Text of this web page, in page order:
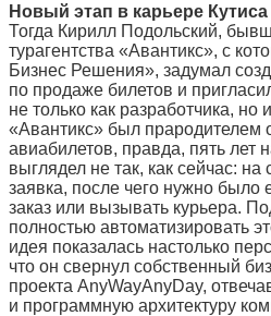
Новый этап в карьере Кутиса
Тогда Кирилл Подольский,
турагентства «Авантикс», с
Бизнес Решения», задумал
по продаже билетов и
не только как разработчика, но
«Авантикс» был прародителем
авиабилетов, правда, пять лет
выглядел не так, как сейчас:
заявка, после чего нужно было
заказ или вызывать курьера.
полностью автоматизировать
идея показалась настолько
что он свернул собственный
проекта AnyWayAnyDay,
и программную архитектуру